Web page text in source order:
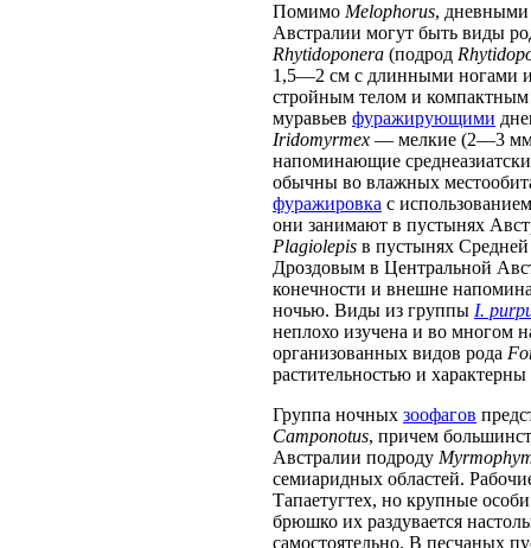
Помимо Melophorus,
Австралии могут быть виды
Rhytidoponera (подрод
1,5—2 см с длинными ногами
стройным телом и
муравьев фуражирующими
Iridomyrmex — мелкие (2—3 мм)
напоминающие
обычны во влажных
фуражировка с
они занимают в пустынях
Plagiolepis в пустынях
Дроздовым в Центральной
конечности и внешне
ночью. Виды из группы I.
неплохо изучена и во многом
организованных видов рода
растительностью и
Группа ночных зоофагов
Camponotus, причем
Австралии подроду
семиаридных областей.
Тапаетугтех, но крупные
брюшко их раздувается
самостоятельно. В песчаных